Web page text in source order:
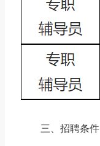
三、招聘条件